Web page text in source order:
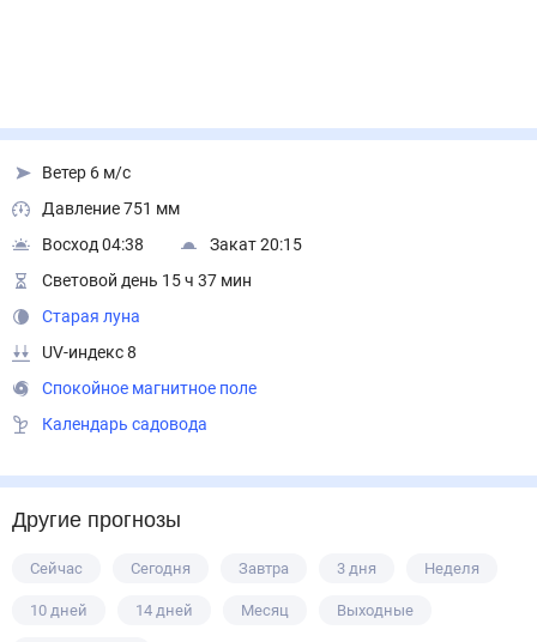
Ветер 6 м/с
Давление 751 мм
Восход 04:38
Закат 20:15
Световой день 15 ч 37 мин
Старая луна
UV-индекс 8
Спокойное магнитное поле
Календарь садовода
Другие прогнозы
Сейчас Сегодня Завтра 3 дня Неделя
10 дней 14 дней Месяц Выходные